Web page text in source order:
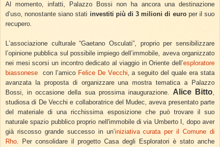
Al momento, infatti, Palazzo Bossi non ha ancora una destinazione
d’uso, nonostante siano stati investiti più di 3 milioni di europer il suo
recupero.
L’associazione culturale “Gaetano Osculati”, proprio per sensibilizzare
l’opinione pubblica sul possibile impiego dell’immobile, aveva organizzato
nei mesi scorsi un incontro dedicato al viaggio in Oriente dell’esploratore
biassonese con l’amico Felice De Vecchi, a seguito del quale era stata
avanzata la proposta di organizzare una mostra tematica a Palazzo
Bossi, in occasione della sua prossima inaugurazione. Alice Bitto,
studiosa di De Vecchi e collaboratrice del Mudec, aveva presentato parte
del materiale di una ricchissima esposizione che può trovare il suo
naturale spazio pubblico proprio nell'immobile di via Umberto I , dopo aver
già riscosso grande successo in un’iniziativa curata per il Comune di
Rho. Per consolidare il progetto Casa degli Esploratori è stato anche